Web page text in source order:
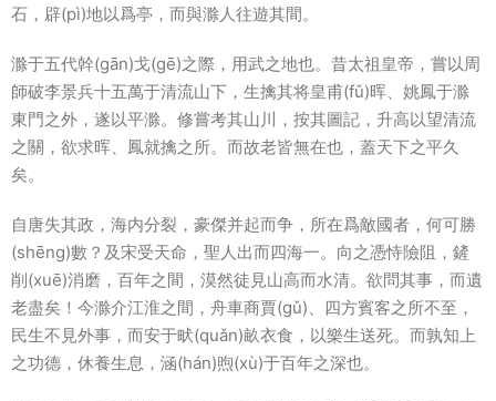
石，辟(pì)地以爲亭，而與滁人往遊其間。
滁于五代幹(gān)戈(gē)之際，用武之地也。昔太祖皇帝，嘗以周
師破李景兵十五萬于清流山下，生擒其将皇甫(fǔ)晖、姚鳳于滁
東門之外，遂以平滁。修嘗考其山川，按其圖記，升高以望清流
之關，欲求晖、鳳就擒之所。而故老皆無在也，蓋天下之平久
矣。
自唐失其政，海内分裂，豪傑并起而争，所在爲敵國者，何可勝
(shēng)數？及宋受天命，聖人出而四海一。向之憑恃險阻，鏟
削(xuē)消磨，百年之間，漠然徒見山高而水清。欲問其事，而遺
老盡矣！今滁介江淮之間，舟車商賈(gǔ)、四方賓客之所不至，
民生不見外事，而安于畎(quǎn)畝衣食，以樂生送死。而孰知上
之功德，休養生息，涵(hán)煦(xù)于百年之深也。